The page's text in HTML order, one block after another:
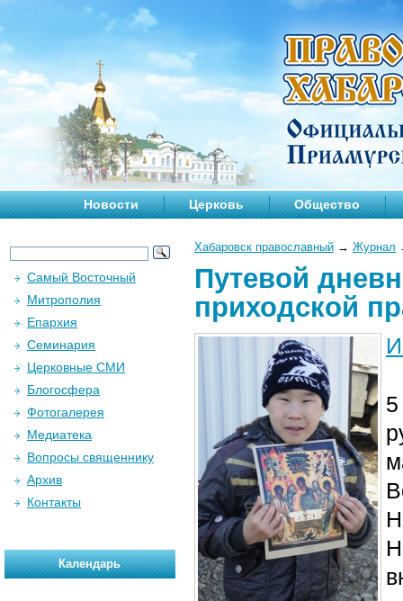
Новости Церковь Общество
Хабаровск православный → Журнал
Путевой
приходской
Самый Восточный
Митрополия
Епархия
Семинария
Церковные СМИ
Блогосфера
Фотогалерея
Медиатека
Вопросы священнику
Архив
Контакты
Календарь